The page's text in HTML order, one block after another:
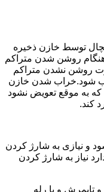
توسط خازن ذخیره
روشن شدن متراکم
روشن نشدن متراکم
شود.خراب شدن خازن
به موقع تعویض نشود
کند.
و نیازی به شارژ کردن
از ۱۵ سال عمر دارد نیاز به شارژ کردن
تایمرش و یا رله